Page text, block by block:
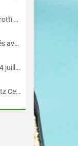
GTA Online : Les Pegassi Ignus de poursuite et Grotti Veleno GT sont maintenant disponibles
GTA Online : Les gains des casses ont été modifiés avec la mise à jour « Le Braquage du Kortz Center »
GTA Online : Détails des avantages de GTA+ du 14 juillet au 12 août
GTA Online : La mise à jour « Le Braquage du Kortz Center » est maintenant disponible